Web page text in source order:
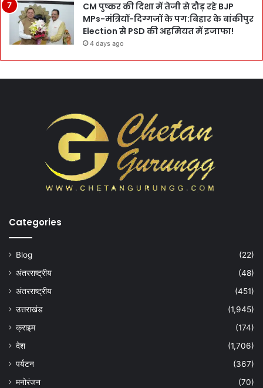
CM पुष्कर की दिशा में तेजी से दौड़ रहे BJP
MPs-मंत्रियों-दिग्गजों के पग:बिहार के बांकीपुर
Election से PSD की अहमियत में इजाफा!
4 days ago
Categories
Blog
(22)
अंतरराष्ट्रीय
(48)
अंतरराष्ट्रीय
(451)
उत्तराखंड
(1,945)
क्राइम
(174)
देश
(1,706)
पर्यटन
(367)
मनोरंजन
(70)